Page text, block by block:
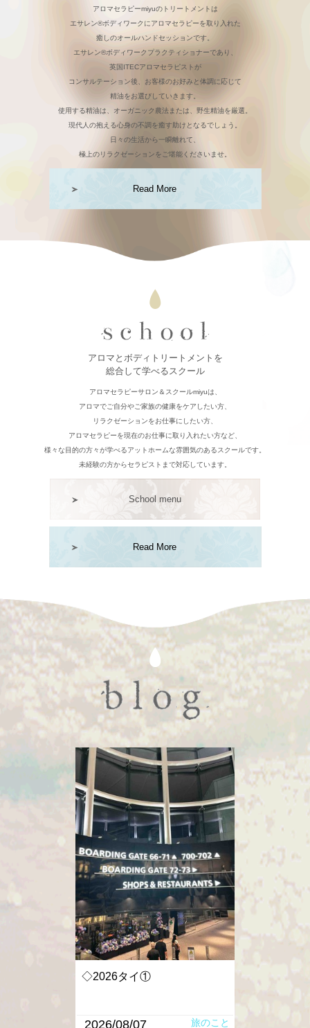
アロマセラピーmiyuのトリートメントは
エサレン®ボディワークにアロマセラピーを取り入れた
癒しのオールハンドセッションです。
エサレン®ボディワークプラクティショナーであり、
英国ITECアロマセラピストが
コンサルテーション後、お客様のお好みと体調に応じて
精油をお選びしていきます。
使用する精油は、オーガニック農法または、野生精油を厳選。
現代人の抱える心身の不調を癒す助けとなるでしょう。
日々の生活から一瞬離れて、
極上のリラクゼーションをご堪能くださいませ。
Read More
アロマとボディトリートメントを
総合して学べるスクール
アロマセラピーサロン＆スクールmiyuは、
アロマでご自分やご家族の健康をケアしたい方、
リラクゼーションをお仕事にしたい方、
アロマセラピーを現在のお仕事に取り入れたい方など、
様々な目的の方々が学べるアットホームな雰囲気のあるスクールです。
未経験の方からセラピストまで対応しています。
School menu
Read More
◇2026タイ①
2026/08/07 旅のこと